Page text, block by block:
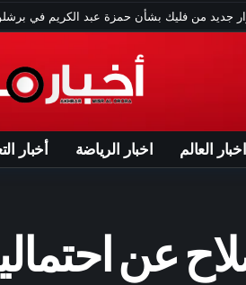
».. طريقة عمل «نودلز» بطريقة بسيطة في
«ارحموا الزمالك.. وحلوا مشاكلكم بهدوء»
الشرق الأوسط.. هل أصبحت بديلًا لاتفاقية الدفاع
سبور ينفي شائعات الحجز على مستحقات محمد
يُكلف منى ممدوح بالإشراف على دار أوبرا
مشاركة ميسي في كوبا أمريكا 2028 قرار شخصي – الأسبوعساعتين ago
يخوض مرانه الأول في معسكر إسبانيا
اخبار العالم اخبار الرياضة أخبار
عن